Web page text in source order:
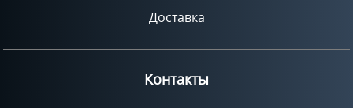
Доставка
Контакты